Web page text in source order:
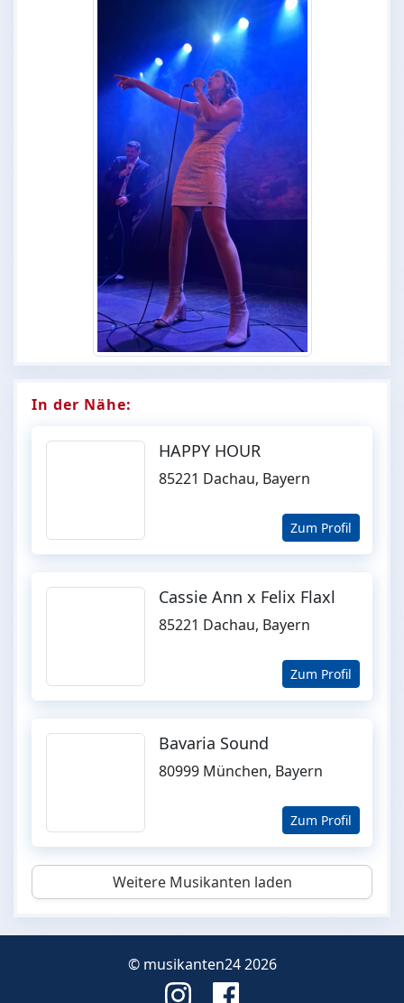
In der Nähe:
HAPPY HOUR
85221 Dachau, Bayern
Zum Profil
Cassie Ann x Felix Flaxl
85221 Dachau, Bayern
Zum Profil
Bavaria Sound
80999 München, Bayern
Zum Profil
Weitere Musikanten laden
© musikanten24 2026